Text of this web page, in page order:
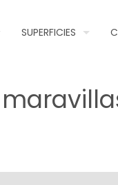
SUPERFICIES